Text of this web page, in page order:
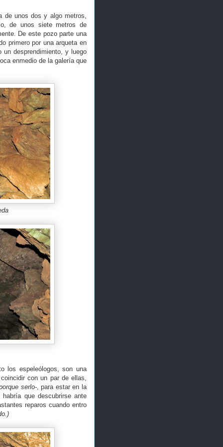
de unos dos y algo metros,
de unos siete metros de
De este pozo parte una
primero por una arqueta en
desprendimiento, y luego
enmedio de la galería que
los espeleólogos, son una
con un par de ellas,
serlo-, para estar en la
que descubrirse ante
reparos cuando entro